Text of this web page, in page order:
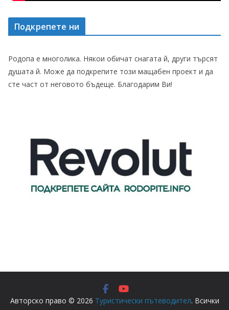
Подкрепете ни
Родопа е многолика. Някои обичат снагата й, други търсят
душата й. Може да подкрепите този мащабен проект и да
сте част от неговото бъдеще. Благодарим Ви!
Авторско право © 2026 Туристически пътеводител. Всички